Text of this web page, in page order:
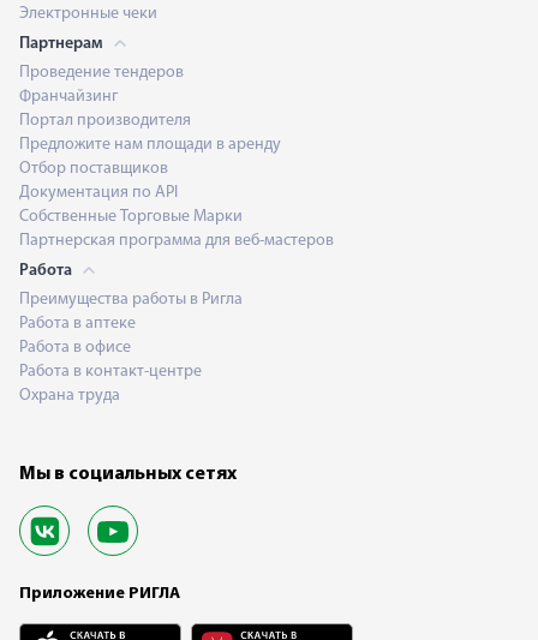
Электронные чеки
Партнерам
Проведение тендеров
Франчайзинг
Портал производителя
Предложите нам площади в аренду
Отбор поставщиков
Документация по API
Собственные Торговые Марки
Партнерская программа для веб-мастеров
Работа
Преимущества работы в Ригла
Работа в аптеке
Работа в офисе
Работа в контакт-центре
Охрана труда
Мы в социальных сетях
Приложение РИГЛА